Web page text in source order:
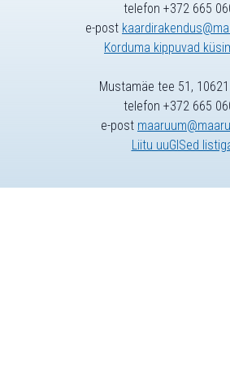
telefon +372 665
e-post
Korduma kippuvad
Mustamäe tee 51,
telefon +372 665
e-post
Liitu uuGISed